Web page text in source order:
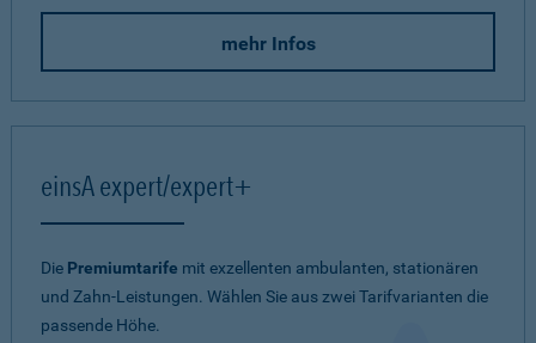
mehr Infos
einsA expert/expert+
Die Premiumtarife mit exzellenten ambulanten, stationären
und Zahn-Leistungen. Wählen Sie aus zwei Tarifvarianten die
passende Höhe.